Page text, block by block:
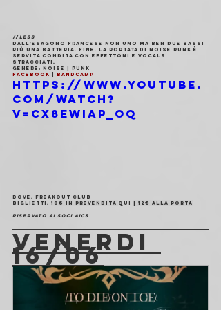
//LESS
Dall'esagono francese non uno ma ben due bassi
più una batteria. Fine. La portata di noise punk è
servita condita con effettoni e vocals
stracciati.
Genere: noise | punk
Facebook | Bandcamp
https://www.youtube.
com/watch?
v=cX8EWiaP_oQ
Dove : Freakout Club
Biglietti : 10€ in prevendita qui
| 12€ alla porta
Riservato ai soci AICS
VENERDI
16/06